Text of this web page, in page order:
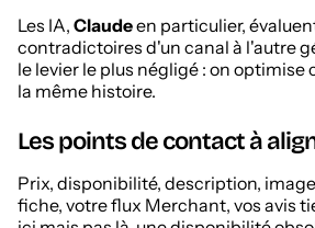
Les IA, Claudeen particulier,
contradictoires d'un canal à l'autre
le levier le plus négligé : on
la même histoire.
Les points de contact à
Prix, disponibilité, description,
fiche, votre flux Merchant, vos avis